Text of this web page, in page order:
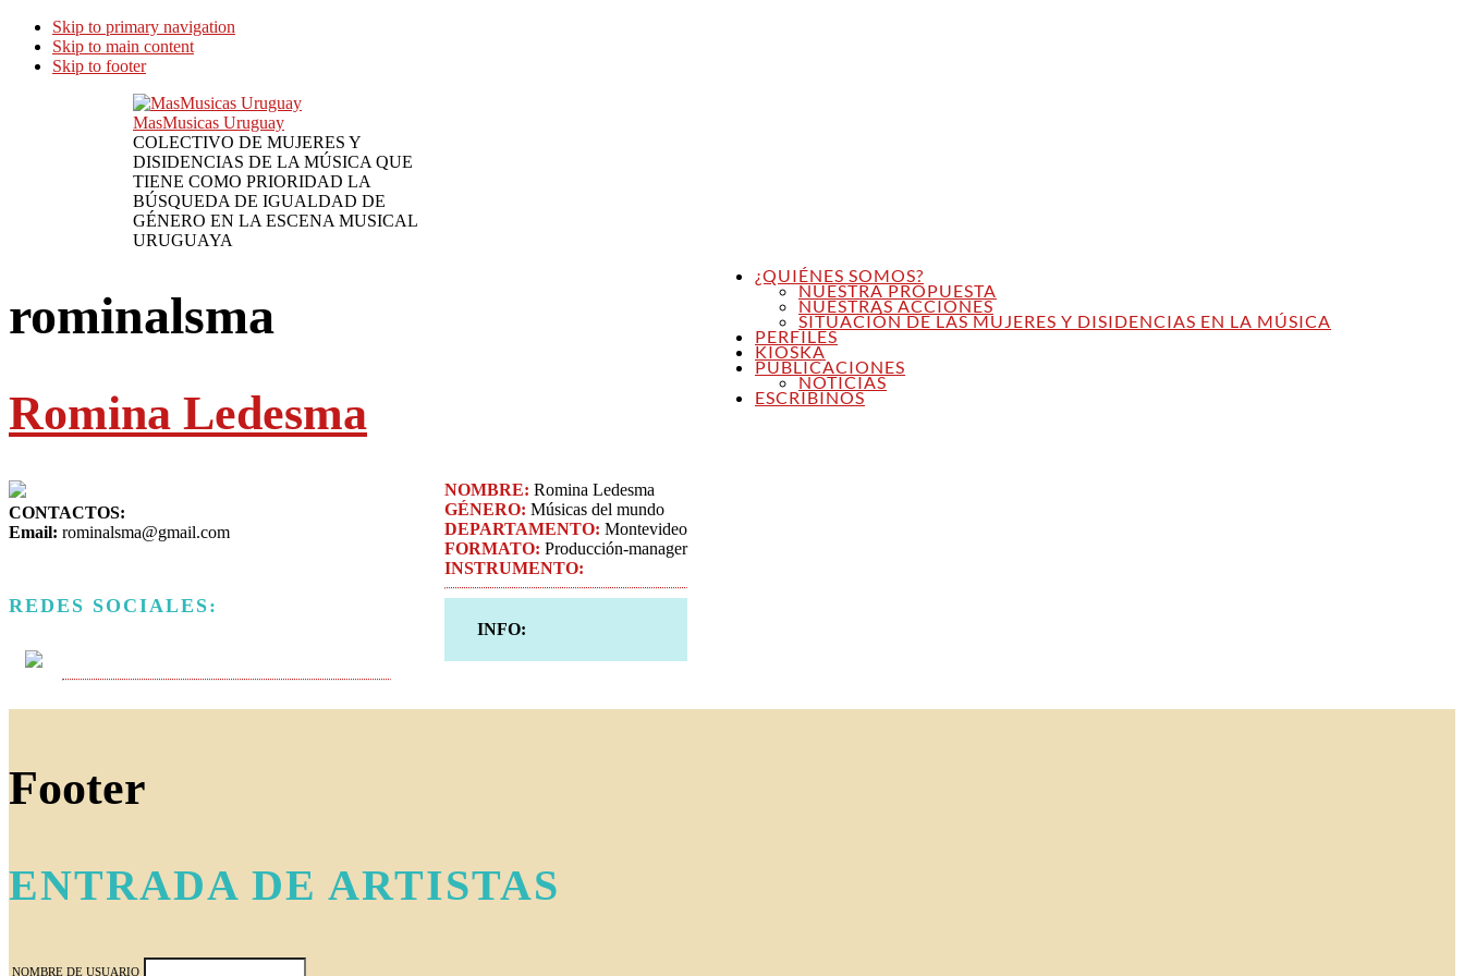
Skip to primary navigation
Skip to main content
Skip to footer
MasMusicas Uruguay
COLECTIVO DE MUJERES Y
DISIDENCIAS DE LA MÚSICA QUE
TIENE COMO PRIORIDAD LA
BÚSQUEDA DE IGUALDAD DE
GÉNERO EN LA ESCENA MUSICAL
URUGUAYA
¿QUIÉNES SOMOS?
NUESTRA PROPUESTA
NUESTRAS ACCIONES
SITUACIÓN DE LAS MUJERES Y DISIDENCIAS EN LA MÚSICA
PERFILES
KIOSKA
PUBLICACIONES
NOTICIAS
ESCRIBINOS
rominalsma
Romina Ledesma
CONTACTOS:
Email: rominalsma@gmail.com
REDES SOCIALES:
NOMBRE: Romina Ledesma
GÉNERO: Músicas del mundo
DEPARTAMENTO: Montevideo
FORMATO: Producción-manager
INSTRUMENTO:
INFO:
Footer
ENTRADA DE ARTISTAS
NOMBRE DE USUARIO